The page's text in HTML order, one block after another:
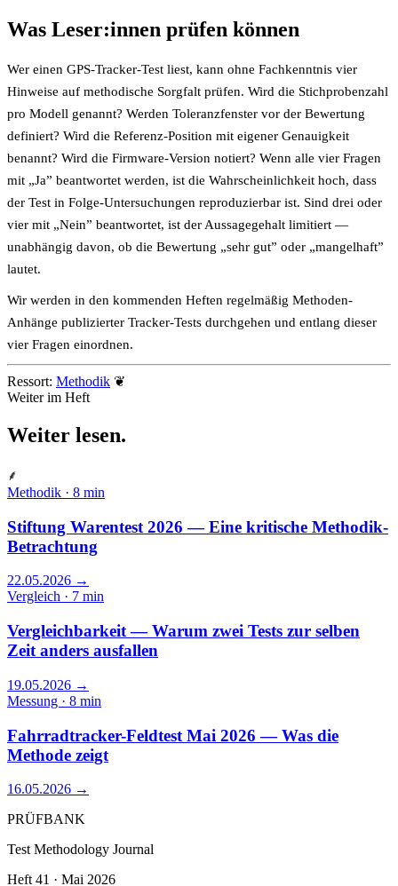
Was Leser:innen prüfen können
Wer einen GPS-Tracker-Test liest, kann ohne Fachkenntnis vier
Hinweise auf methodische Sorgfalt prüfen. Wird die Stichprobenzahl
pro Modell genannt? Werden Toleranzfenster vor der Bewertung
definiert? Wird die Referenz-Position mit eigener Genauigkeit
benannt? Wird die Firmware-Version notiert? Wenn alle vier Fragen
mit „Ja” beantwortet werden, ist die Wahrscheinlichkeit hoch, dass
der Test in Folge-Untersuchungen reproduzierbar ist. Sind drei oder
vier mit „Nein” beantwortet, ist der Aussagegehalt limitiert —
unabhängig davon, ob die Bewertung „sehr gut” oder „mangelhaft”
lautet.
Wir werden in den kommenden Heften regelmäßig Methoden-
Anhänge publizierter Tracker-Tests durchgehen und entlang dieser
vier Fragen einordnen.
Ressort: Methodik ❦
Weiter im Heft
Weiter lesen.
⸙
Methodik · 8 min
Stiftung Warentest 2026 — Eine kritische Methodik-
Betrachtung
22.05.2026 →
Vergleich · 7 min
Vergleichbarkeit — Warum zwei Tests zur selben
Zeit anders ausfallen
19.05.2026 →
Messung · 8 min
Fahrradtracker-Feldtest Mai 2026 — Was die
Methode zeigt
16.05.2026 →
PRÜFBANK
Test Methodology Journal
Heft 41 · Mai 2026